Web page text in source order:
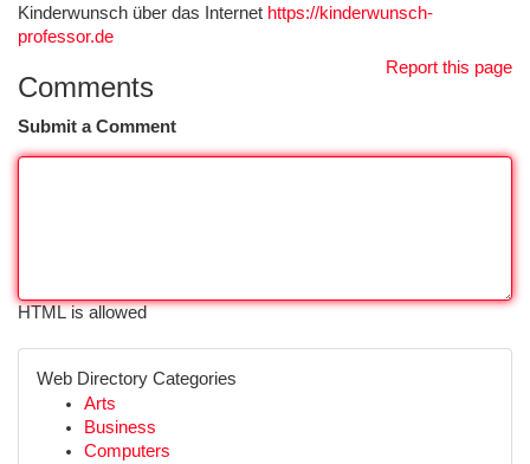
Kinderwunsch über das Internet https://kinderwunsch-
professor.de
Report this page
Comments
Submit a Comment
HTML is allowed
Web Directory Categories
Arts
Business
Computers